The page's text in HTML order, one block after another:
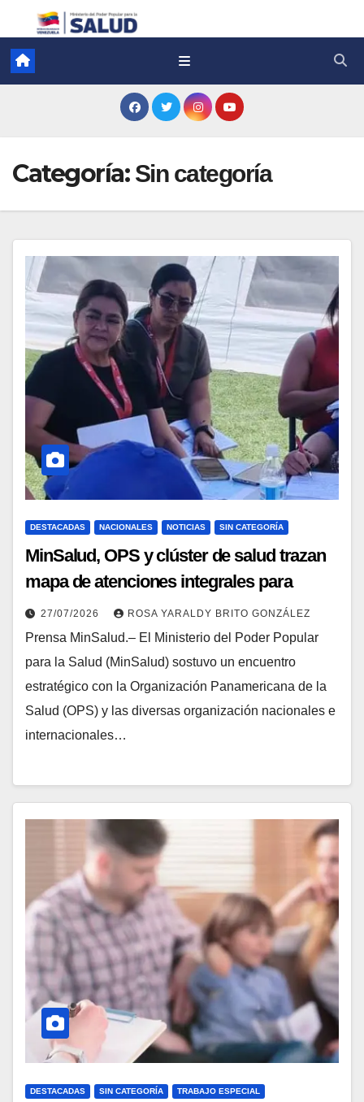
Categoría: Sin categoría
DESTACADAS NACIONALES NOTICIAS SIN CATEGORÍA
MinSalud, OPS y clúster de salud trazan
mapa de atenciones integrales para
reforzar la contingencia
27/07/2026 ROSA YARALDY BRITO GONZÁLEZ
Prensa MinSalud.– El Ministerio del Poder Popular
para la Salud (MinSalud) sostuvo un encuentro
estratégico con la Organización Panamericana de la
Salud (OPS) y las diversas organización nacionales e
internacionales…
DESTACADAS SIN CATEGORÍA TRABAJO ESPECIAL